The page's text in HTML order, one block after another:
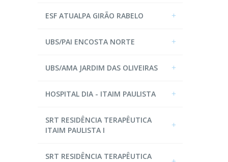
ESF ATUALPA GIRÃO RABELO
UBS/PAI ENCOSTA NORTE
UBS/AMA JARDIM DAS OLIVEIRAS
HOSPITAL DIA - ITAIM PAULISTA
SRT RESIDÊNCIA TERAPÊUTICA
ITAIM PAULISTA I
SRT RESIDÊNCIA TERAPÊUTICA